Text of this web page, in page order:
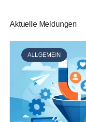
Aktuelle Meldungen
ALLGEMEIN